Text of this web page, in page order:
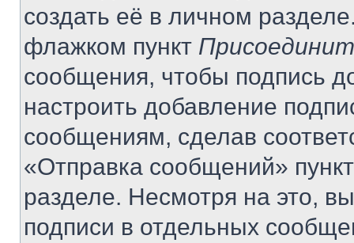
создать её в личном
флажком пункт
сообщения, чтобы подпись
настроить добавление
сообщениям, сделав
«Отправка сообщений»
разделе. Несмотря на это,
подписи в отдельных